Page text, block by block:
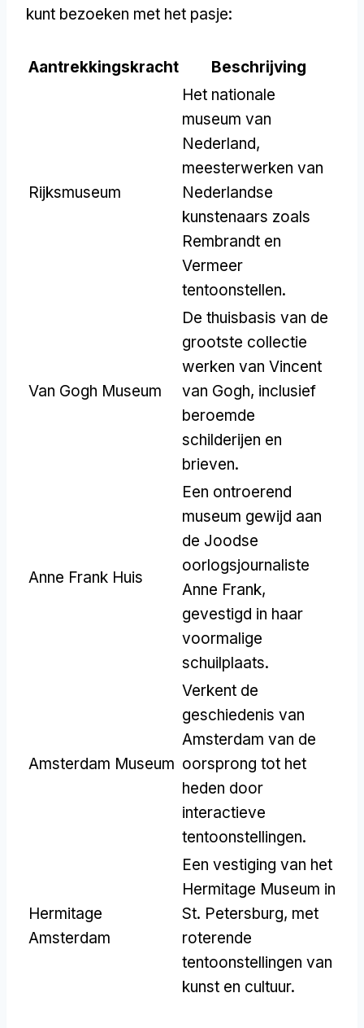
kunt bezoeken met het pasje:
Aantrekkingskracht Beschrijving
Rijksmuseum
Het nationale
museum van
Nederland,
meesterwerken van
Nederlandse
kunstenaars zoals
Rembrandt en
Vermeer
tentoonstellen.
Van Gogh Museum
De thuisbasis van de
grootste collectie
werken van Vincent
van Gogh, inclusief
beroemde
schilderijen en
brieven.
Anne Frank Huis
Een ontroerend
museum gewijd aan
de Joodse
oorlogsjournaliste
Anne Frank,
gevestigd in haar
voormalige
schuilplaats.
Amsterdam Museum
Verkent de
geschiedenis van
Amsterdam van de
oorsprong tot het
heden door
interactieve
tentoonstellingen.
Hermitage
Amsterdam
Een vestiging van het
Hermitage Museum in
St. Petersburg, met
roterende
tentoonstellingen van
kunst en cultuur.